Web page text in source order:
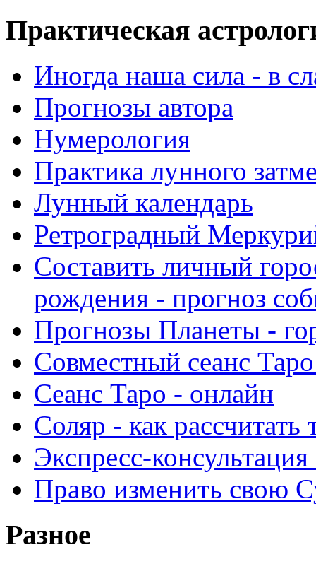
Практическая
Иногда наша сила - в
Прогнозы автора
Нумерология
Практика лунного
Лунный календарь
Ретроградный
Составить личный
рождения - прогноз
Прогнозы Планеты -
Совместный сеанс
Сеанс Таро - онлайн
Соляр - как
Экспресс-
Право изменить свою
Разное